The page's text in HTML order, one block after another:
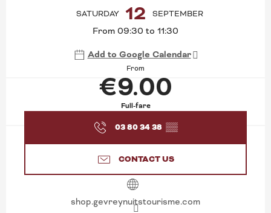
SATURDAY 12 SEPTEMBER
From 09:30 to 11:30
Add to Google Calendar
From
€9.00
Full-fare
03 80 34 38 ▒▒
CONTACT US
shop.gevreynuitstourisme.com